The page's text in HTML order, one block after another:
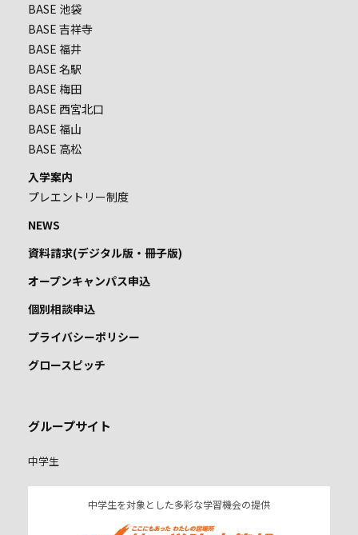
BASE 池袋
BASE 吉祥寺
BASE 福井
BASE 名駅
BASE 梅田
BASE 西宮北口
BASE 福山
BASE 高松
入学案内
プレエントリー制度
NEWS
資料請求(デジタル版・冊子版)
オープンキャンパス申込
個別相談申込
プライバシーポリシー
グロースピッチ
グループサイト
中学生
中学生を対象とした多彩な学習機会の提供